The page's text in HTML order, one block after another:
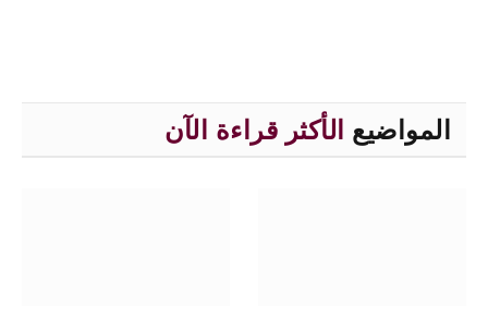
المواضيع الأكثر قراءة الآن